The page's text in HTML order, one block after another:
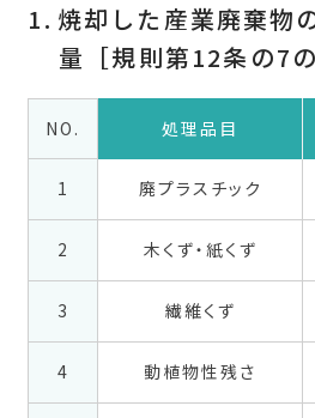
焼却した産業廃棄物
量［規則第12条の7
NO. 処理品目
1 廃プラスチック
2 木くず・紙くず
3 繊維くず
4 動植物性残さ